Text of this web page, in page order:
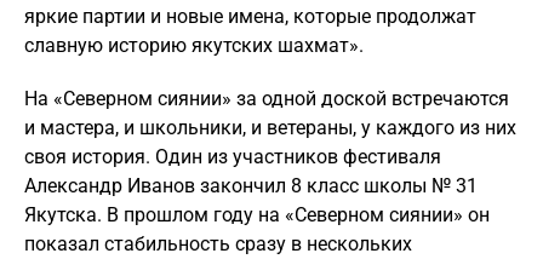
яркие партии и новые имена, которые продолжат
славную историю якутских шахмат».
На «Северном сиянии» за одной доской встречаются
и мастера, и школьники, и ветераны, у каждого из них
своя история. Один из участников фестиваля
Александр Иванов закончил 8 класс школы № 31
Якутска. В прошлом году на «Северном сиянии» он
показал стабильность сразу в нескольких